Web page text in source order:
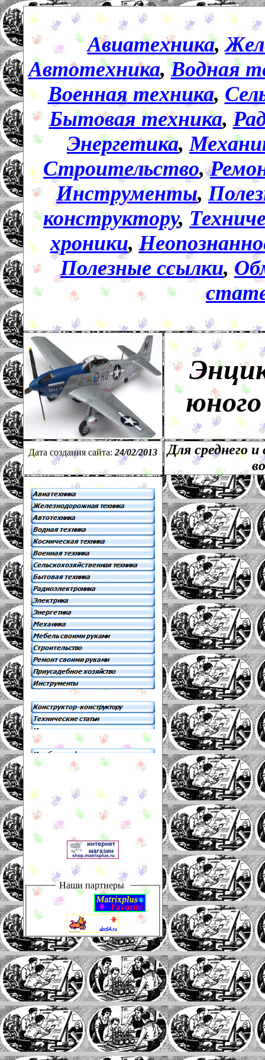
Авиатехника,
Автотехника,Водная
Военная техника,
Бытовая техника,
Энергетика,
Строительство,
Инструменты,
конструктору,
хроники,
Полезные ссылки,
Дата создания сайта: 24/02/2013
Для среднего
Наши партнеры